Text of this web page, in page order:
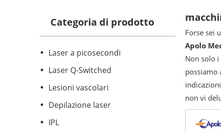
Categoria di prodotto
Laser a picosecondi
Laser Q-Switched
Lesioni vascolari
Depilazione laser
IPL
Forse sei
Apolo
Non solo i
possiamo
non vi